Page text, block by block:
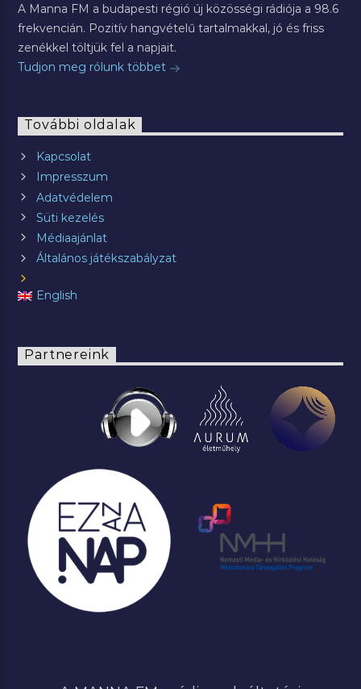
A Manna FM a budapesti régió új közösségi rádiója a 98.6
frekvencián. Pozitív hangvételű tartalmakkal, jó és friss
zenékkel töltjük fel a napjait.
Tudjon meg rólunk többet
További oldalak
Kapcsolat
Impresszum
Adatvédelem
Süti kezelés
Médiaajánlat
Általános játékszabályzat
English
Partnereink